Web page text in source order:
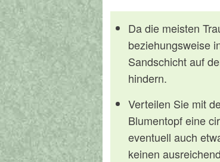
Da die meisten
beziehungsweise
Sandschicht auf
hindern.
Verteilen Sie mit
Blumentopf eine
eventuell auch
keinen